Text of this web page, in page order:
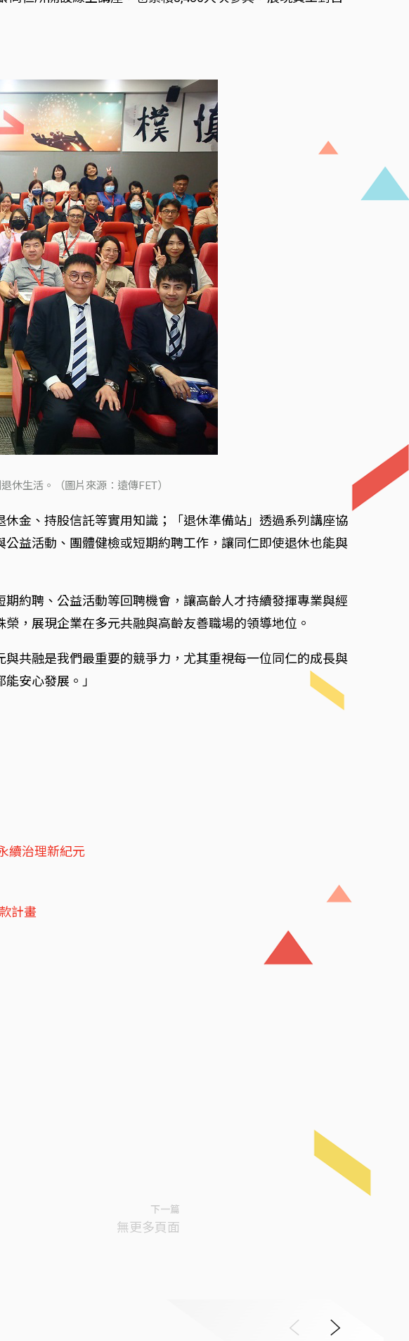
休生活。（圖片來源：遠傳FET）
金、持股信託等實用知識；「退休準備站」透過系列講座協
益活動、團體健檢或短期約聘工作，讓同仁即使退休也能與
約聘、公益活動等回聘機會，讓高齡人才持續發揮專業與經
，展現企業在多元共融與高齡友善職場的領導地位。
共融是我們最重要的競爭力，尤其重視每一位同仁的成長與
安心發展。」
續治理新紀元
計畫
下一篇
無更多頁面
Previous Next